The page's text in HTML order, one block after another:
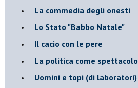
La commedia degli onesti
Lo Stato "Babbo Natale"
Il cacio con le pere
La politica come spettacolo
Uomini e topi (di laboratori)